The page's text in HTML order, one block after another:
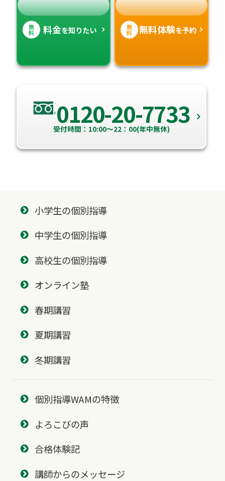
無
料 料金を知りたい 無
料 無料体験を予約
0120-20-7733
受付時間：10:00～22：00(年中無休)
小学生の個別指導
中学生の個別指導
高校生の個別指導
オンライン塾
春期講習
夏期講習
冬期講習
個別指導WAMの特徴
よろこびの声
合格体験記
講師からのメッセージ